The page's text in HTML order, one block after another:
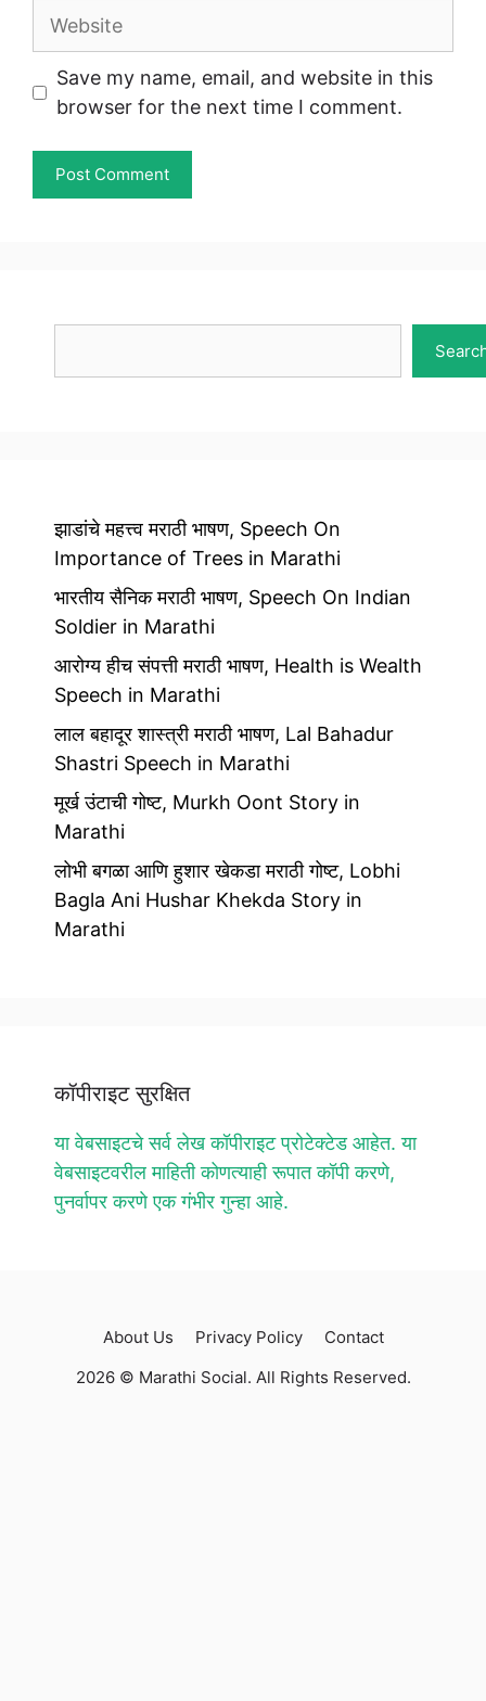
Website
Save my name, email, and website in this
browser for the next time I comment.
झाडांचे महत्त्व मराठी भाषण, Speech On
Importance of Trees in Marathi
भारतीय सैनिक मराठी भाषण, Speech On Indian
Soldier in Marathi
आरोग्य हीच संपत्ती मराठी भाषण, Health is Wealth
Speech in Marathi
लाल बहादूर शास्त्री मराठी भाषण, Lal Bahadur
Shastri Speech in Marathi
मूर्ख उंटाची गोष्ट, Murkh Oont Story in
Marathi
लोभी बगळा आणि हुशार खेकडा मराठी गोष्ट, Lobhi
Bagla Ani Hushar Khekda Story in
Marathi
कॉपीराइट सुरक्षित
या वेबसाइटचे सर्व लेख कॉपीराइट प्रोटेक्टेड आहेत. या
वेबसाइटवरील माहिती कोणत्याही रूपात कॉपी करणे,
पुनर्वापर करणे एक गंभीर गुन्हा आहे.
About Us Privacy Policy
Contact
2026 © Marathi Social. All Rights Reserved.